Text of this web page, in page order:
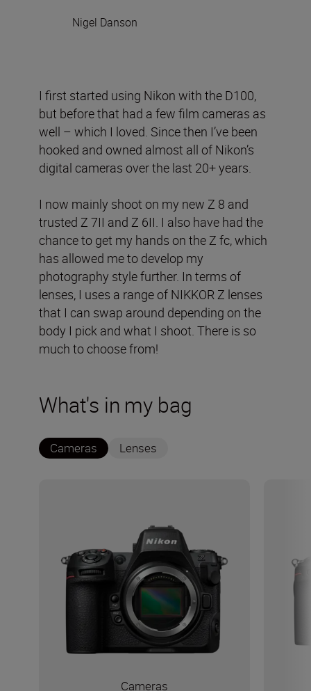
Nigel Danson
I first started using Nikon with the D100,
but before that had a few film cameras as
well – which I loved. Since then I’ve been
hooked and owned almost all of Nikon’s
digital cameras over the last 20+ years.
I now mainly shoot on my new Z 8 and
trusted Z 7II and Z 6II. I also have had the
chance to get my hands on the Z fc, which
has allowed me to develop my
photography style further. In terms of
lenses, I uses a range of NIKKOR Z lenses
that I can swap around depending on the
body I pick and what I shoot. There is so
much to choose from!
What's in my bag
Cameras Lenses
Cameras